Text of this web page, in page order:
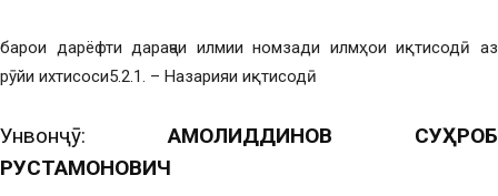
барои дарёфти дараҷаи илмии номзади илмҳои иқтисодӣ аз
рӯйи ихтисоси5.2.1. – Назарияи иқтисодӣ
Унвонҷӯ:ҶАМОЛИДДИНОВ СУҲРОБ
РУСТАМҶОНОВИЧ